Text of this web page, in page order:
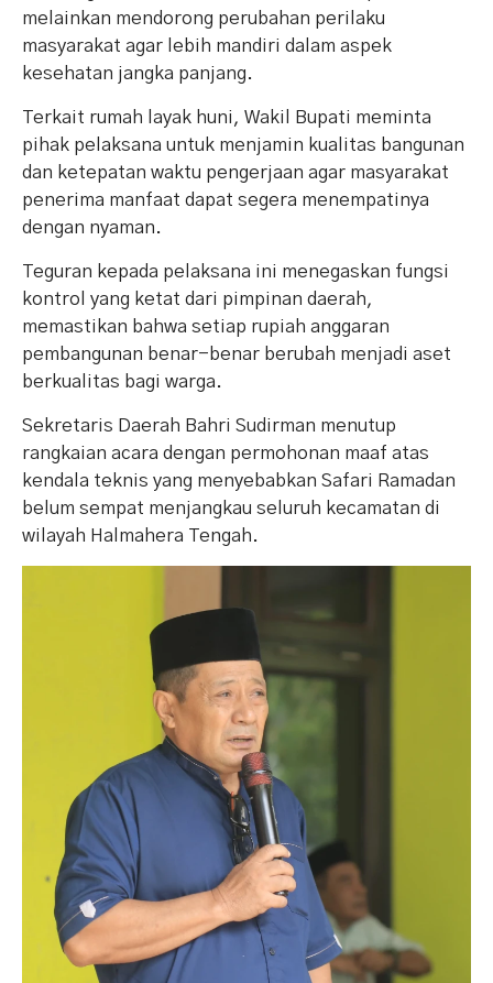
melainkan mendorong perubahan perilaku
masyarakat agar lebih mandiri dalam aspek
kesehatan jangka panjang.
Terkait rumah layak huni, Wakil Bupati meminta
pihak pelaksana untuk menjamin kualitas bangunan
dan ketepatan waktu pengerjaan agar masyarakat
penerima manfaat dapat segera menempatinya
dengan nyaman.
Teguran kepada pelaksana ini menegaskan fungsi
kontrol yang ketat dari pimpinan daerah,
memastikan bahwa setiap rupiah anggaran
pembangunan benar-benar berubah menjadi aset
berkualitas bagi warga.
Sekretaris Daerah Bahri Sudirman menutup
rangkaian acara dengan permohonan maaf atas
kendala teknis yang menyebabkan Safari Ramadan
belum sempat menjangkau seluruh kecamatan di
wilayah Halmahera Tengah.